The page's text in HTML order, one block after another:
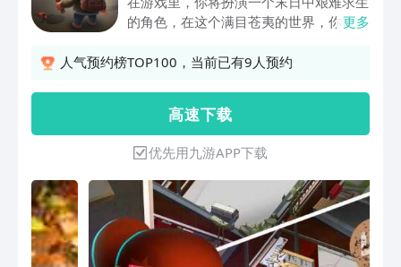
的角色，在这个满目苍夷的世界，你需要
来！探索城市，收集资源，建造庇护所，
的城市！
更多
人气预约榜TOP100，当前已有9人预约
高 速 下 载
优先用九游APP下载